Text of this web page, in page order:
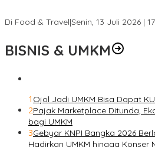
Di Food & Travel|Senin, 13 Juli 2026 |
BISNIS & UMKM
1 Ojol Jadi UMKM Bisa Dapat
2Pajak Marketplace Ditunda,
bagi UMKM
3Gebyar KNPI Bangka 2026
Hadirkan UMKM hingga Konser